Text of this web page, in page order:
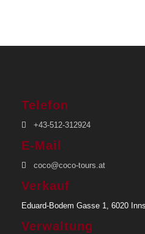
Telefon
+43-512-312924
E-Mail
coco@coco-tours.at
Verkauf
Eduard-Bodem Gasse 1, 6020
Verwaltung